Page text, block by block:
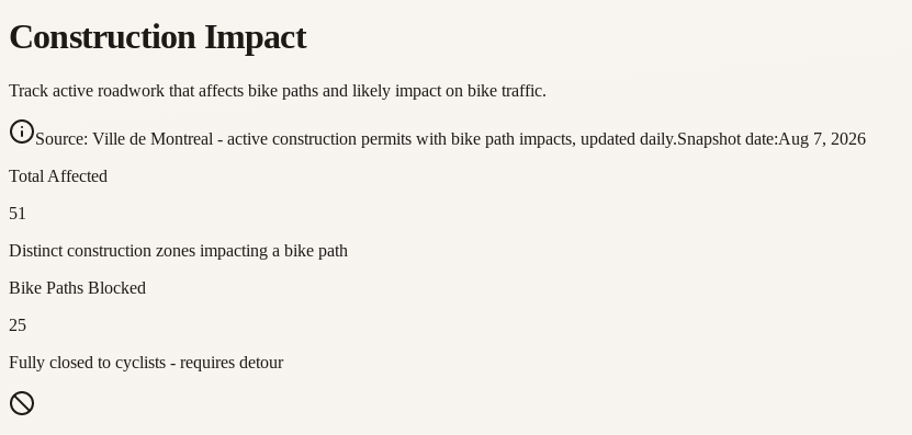
Construction Impact
Track active roadwork that affects bike paths and likely impact on bike traffic.
Source: Ville de Montreal - active construction permits with bike path impacts, updated daily.Snapshot date:Aug 7, 2026
Total Affected
51
Distinct construction zones impacting a bike path
Bike Paths Blocked
25
Fully closed to cyclists - requires detour